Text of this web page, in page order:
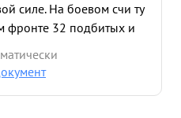
силе. На боевом счи ту
фронте 32 подбитых и
солдат и
приказ